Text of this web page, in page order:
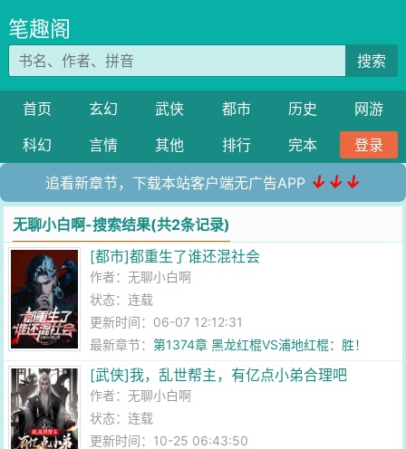
笔趣阁
搜索
首页 玄幻 武侠 都市 历史
网游
科幻
言情 其他 排行 完本 登录
追看新章节，下载本站客户端无广告APP ↓↓↓
无聊小白啊-搜索结果(共2条记录)
[都市]都重生了谁还混社会
作者：无聊小白啊
状态：连载
更新时间：06-07 12:12:31
最新章节：第1374章 黑龙红棍VS浦地红棍：胜！
[武侠]我，乱世帮主，有亿点小弟合理吧
作者：无聊小白啊
状态：连载
更新时间：10-25 06:43:50